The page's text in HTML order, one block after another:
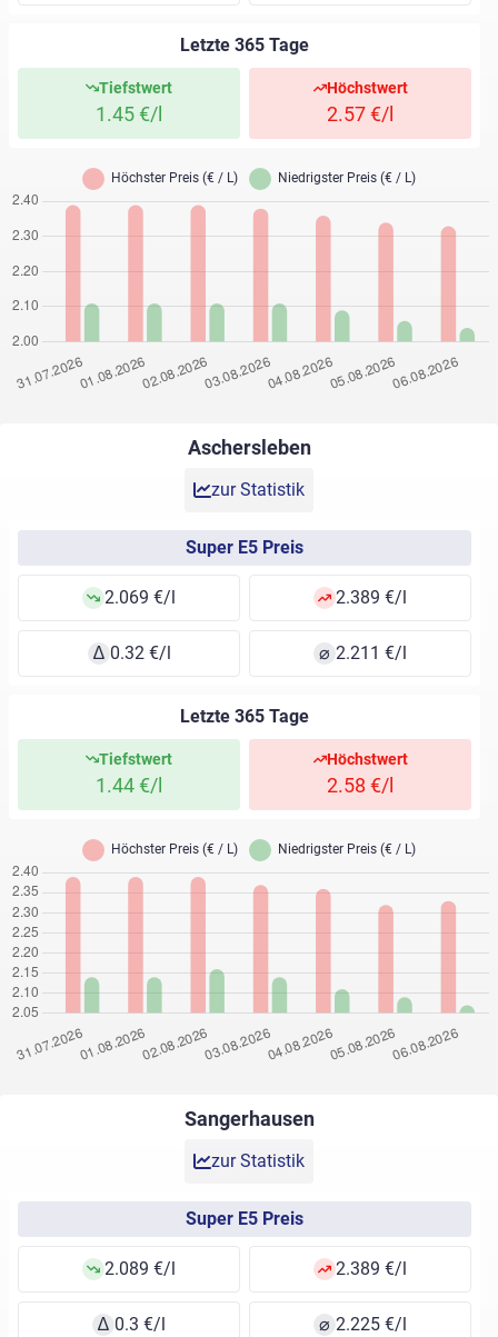
Letzte 365 Tage
Tiefstwert
1.45 €/l
Höchstwert
2.57 €/l
Aschersleben
zur Statistik
Super E5 Preis
2.069 €/l 2.389 €/l
∆ 0.32 €/l ⌀ 2.211 €/l
Letzte 365 Tage
Tiefstwert
1.44 €/l
Höchstwert
2.58 €/l
Sangerhausen
zur Statistik
Super E5 Preis
2.089 €/l 2.389 €/l
∆ 0.3 €/l ⌀ 2.225 €/l